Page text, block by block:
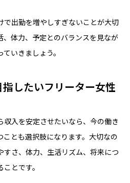
で出勤を増やしすぎないことが大切
、体力、予定とのバランスを見なが
いきましょう。
したいフリーター女性
収入を安定させたいなら、今の働き
とも選択肢になります。大切なの
すさ、体力、生活リズム、将来につ
とです。